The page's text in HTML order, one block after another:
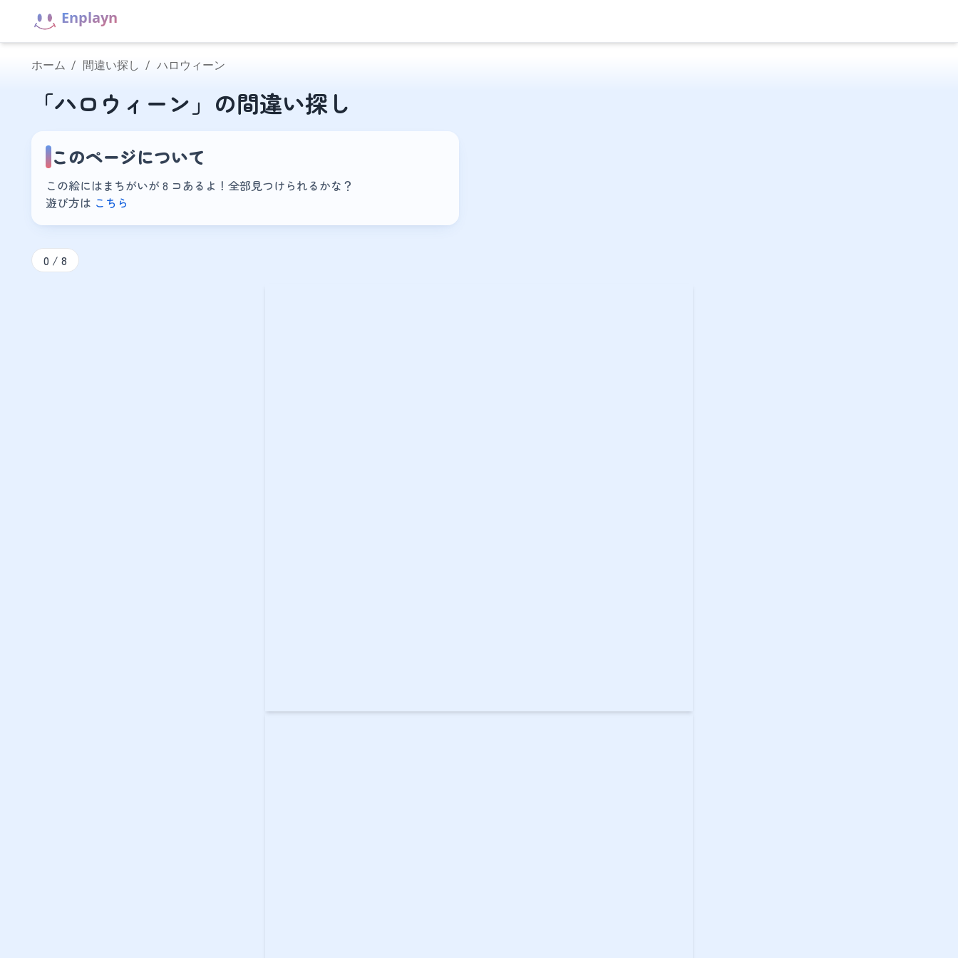
Enplayn
ホーム / 間違い探し / ハロウィーン
「ハロウィーン」の間違い探し
このページについて
この絵にはまちがいが8 コあるよ！全部見つけられるかな？
遊び方は こちら
0 / 8